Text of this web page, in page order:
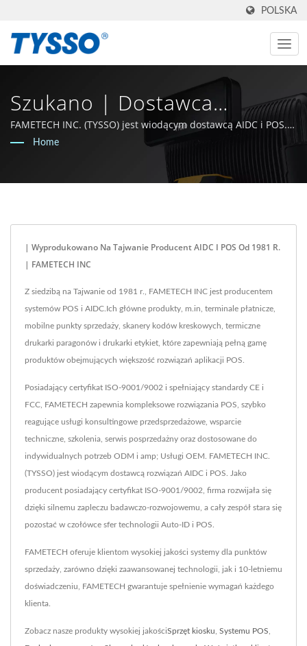
POLSKA
Szukano | Dostawca
Systemów POS I Rozwiązań
FAMETECH INC. (TYSSO) jest wiodącym dostawcą AIDC i POS.
Jako certyfikowany producent zgodny z normami ISO-9001 /
9002, firma rozwija się dzięki silnemu zapleczu badawczo-
rozwojowemu, a cały zespół zobowiązuje się do utrzymania
Home
| Wyprodukowano Na Tajwanie Producent AIDC I POS Od 1981 R.
| FAMETECH INC
Z siedzibą na Tajwanie od 1981 r., FAMETECH INC jest producentem
systemów POS i AIDC.Ich główne produkty, m.in, terminale płatnicze,
mobilne punkty sprzedaży, skanery kodów kreskowych, termiczne
drukarki paragonów i drukarki etykiet, które zapewniają pełną gamę
produktów obejmujących większość rozwiązań aplikacji POS.
Posiadający certyfikat ISO-9001/9002 i spełniający standardy CE i
FCC, FAMETECH zapewnia kompleksowe rozwiązania POS, szybko
reagujące usługi konsultingowe przedsprzedażowe, wsparcie
techniczne, szkolenia, serwis posprzedażny oraz dostosowane do
indywidualnych potrzeb ODM i amp; Usługi OEM. FAMETECH INC.
(TYSSO) jest wiodącym dostawcą rozwiązań AIDC i POS. Jako
producent posiadający certyfikat ISO-9001/9002, firma rozwijała się
dzięki silnemu zapleczu badawczo-rozwojowemu, a cały zespół stara się
pozostać w czołówce sfer technologii Auto-ID i POS.
FAMETECH oferuje klientom wysokiej jakości systemy dla punktów
sprzedaży, zarówno dzięki zaawansowanej technologii, jak i 10-letniemu
doświadczeniu, FAMETECH gwarantuje spełnienie wymagań każdego
klienta.
Zobacz nasze produkty wysokiej jakościSprzęt kiosku Systemu POS